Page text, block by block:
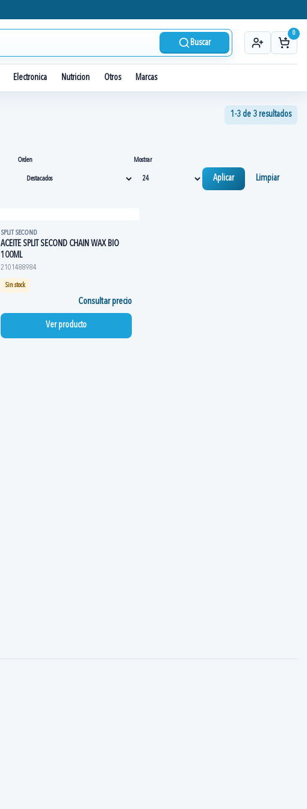
Buscar
0
Electronica Nutricion Otros Marcas
1-3 de 3 resultados
Orden Mostrar
Aplicar Limpiar
SPLIT SECOND
ACEITE SPLIT SECOND CHAIN WAX BIO
100ML
2101488984
Sin stock
Consultar precio
Ver producto